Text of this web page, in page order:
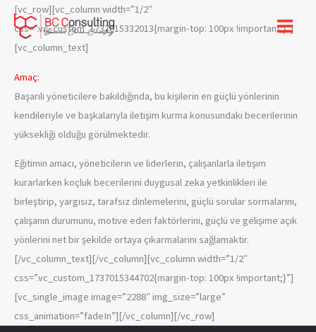
İçeriğe
atla
[vc_row][vc_column width=”1/2″
css=”.vc_custom_1737015332013{margin-top: 100px !important;}”]
[vc_column_text]
Amaç:
Başarılı yöneticilere bakıldığında, bu kişilerin en güçlü yönlerinin
kendileriyle ve başkalarıyla iletişim kurma konusundaki becerilerinin
yüksekliği olduğu görülmektedir.
Eğitimin amacı, yöneticilerin ve liderlerin, çalışanlarla iletişim
kurarlarken koçluk becerilerini duygusal zeka yetkinlikleri ile
birleştirip, yargısız, tarafsız dinlemelerini, güçlü sorular sormalarını,
çalışanın durumunu, motive eden faktörlerini, güçlü ve gelişime açık
yönlerini net bir şekilde ortaya çıkarmalarını sağlamaktır.
[/vc_column_text][/vc_column][vc_column width=”1/2″
css=”.vc_custom_1737015344702{margin-top: 100px !important;}”]
[vc_single_image image=”2288″ img_size=”large”
css_animation=”fadeIn”][/vc_column][/vc_row]